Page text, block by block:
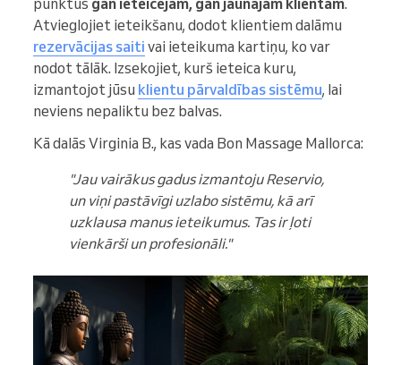
punktus gan ieteicējam, gan jaunajam klientam.
Atvieglojiet ieteikšanu, dodot klientiem dalāmu
rezervācijas saiti vai ieteikuma kartiņu, ko var
nodot tālāk. Izsekojiet, kurš ieteica kuru,
izmantojot jūsu klientu pārvaldības sistēmu, lai
neviens nepaliktu bez balvas.
Kā dalās Virginia B., kas vada Bon Massage Mallorca:
"Jau vairākus gadus izmantoju Reservio,
un viņi pastāvīgi uzlabo sistēmu, kā arī
uzklausa manus ieteikumus. Tas ir ļoti
vienkārši un profesionāli."